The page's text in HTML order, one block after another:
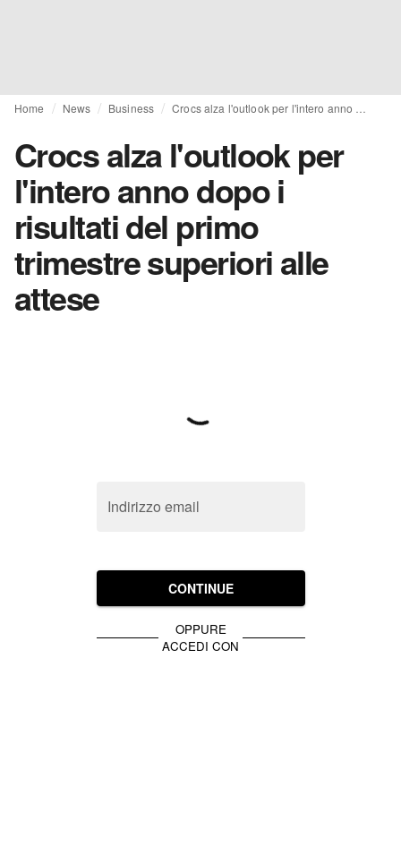
Home News Business
Crocs alza l'outlook per
l'intero anno dopo i
risultati del primo
trimestre superiori alle
attese
Indirizzo email
CONTINUE
OPPURE
ACCEDI CON